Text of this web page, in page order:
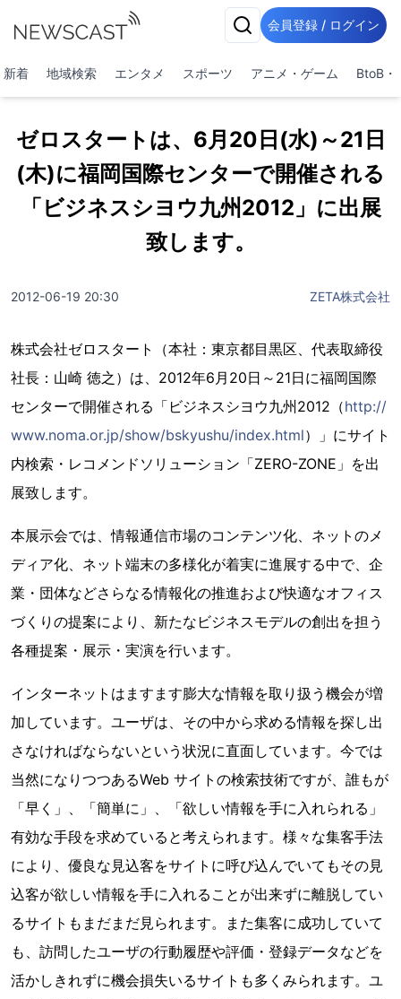
会員登録 / ログイン
新着 地域検索 エンタメ スポーツ アニメ・ゲーム BtoB・
ゼロスタートは、6月20日(水)～21日
(木)に福岡国際センターで開催される
「ビジネスシヨウ九州2012」に出展
致します。
2012-06-19 20:30 ZETA株式会社
株式会社ゼロスタート（本社：東京都目黒区、代表取締役
社長：山崎 徳之）は、2012年6月20日～21日に福岡国際
センターで開催される「ビジネスシヨウ九州2012（http://
www.noma.or.jp/show/bskyushu/index.html）」にサイト
内検索・レコメンドソリューション「ZERO-ZONE」を出
展致します。
本展示会では、情報通信市場のコンテンツ化、ネットのメ
ディア化、ネット端末の多様化が着実に進展する中で、企
業・団体などさらなる情報化の推進および快適なオフィス
づくりの提案により、新たなビジネスモデルの創出を担う
各種提案・展示・実演を行います。
インターネットはますます膨大な情報を取り扱う機会が増
加しています。ユーザは、その中から求める情報を探し出
さなければならないという状況に直面しています。今では
当然になりつつあるWeb サイトの検索技術ですが、誰もが
「早く」、「簡単に」、「欲しい情報を手に入れられる」
有効な手段を求めていると考えられます。様々な集客手法
により、優良な見込客をサイトに呼び込んでいてもその見
込客が欲しい情報を手に入れることが出来ずに離脱してい
るサイトもまだまだ見られます。また集客に成功していて
も、訪問したユーザの行動履歴や評価・登録データなどを
活かしきれずに機会損失いるサイトも多くみられます。ユ